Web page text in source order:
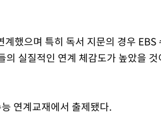
했으며 특히 독서 지문의 경우 EBS
실질적인 연계 체감도가 높았을 것
연계교재에서 출제됐다.